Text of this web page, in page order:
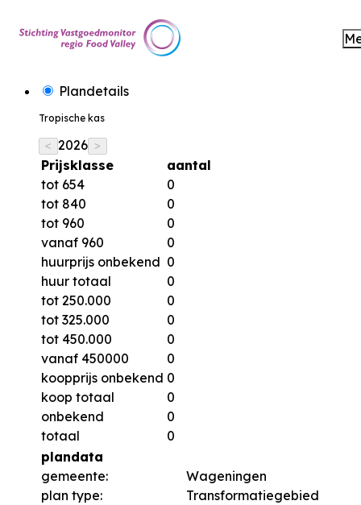
Plandetails
Tropische kas
< 2026 >
Prijsklasse
aantal
tot 654
0
tot 840
0
tot 960
0
vanaf 960
0
huurprijs onbekend 0
huur totaal
0
tot 250.000
0
tot 325.000
0
tot 450.000
0
vanaf 450000
0
koopprijs onbekend 0
koop totaal
0
onbekend
0
totaal
0
plandata
gemeente:
Wageningen
plan type:
Transformatiegebied